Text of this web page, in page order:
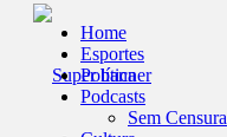
Home
Esportes
Política
Podcasts
Sem Censura